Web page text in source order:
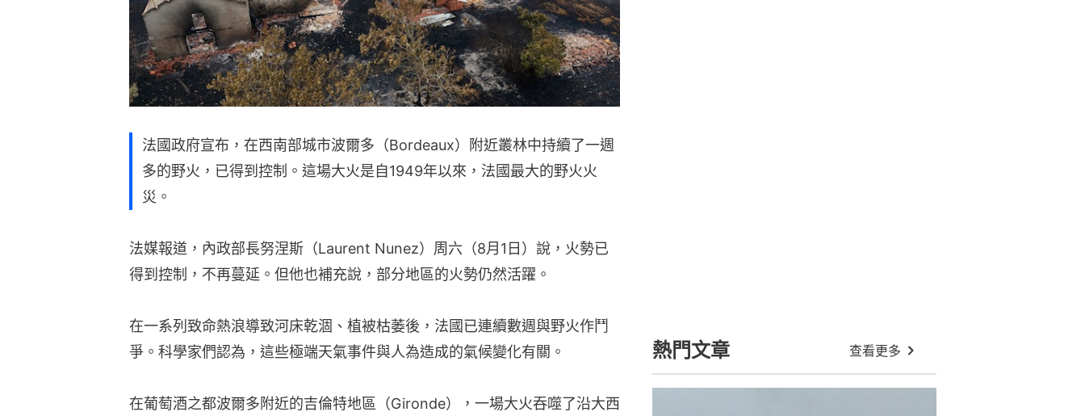
法國政府宣布，在西南部城市波爾多（Bordeaux）附近叢林中持續了一週
多的野火，已得到控制。這場大火是自1949年以來，法國最大的野火火
災。
法媒報道，內政部長努涅斯（Laurent Nunez）周六（8月1日）說，火勢已
得到控制，不再蔓延。但他也補充說，部分地區的火勢仍然活躍。
在一系列致命熱浪導致河床乾涸、植被枯萎後，法國已連續數週與野火作鬥
爭。科學家們認為，這些極端天氣事件與人為造成的氣候變化有關。
在葡萄酒之都波爾多附近的吉倫特地區（Gironde），一場大火吞噬了沿大西
600個航班取消影響逾9萬人